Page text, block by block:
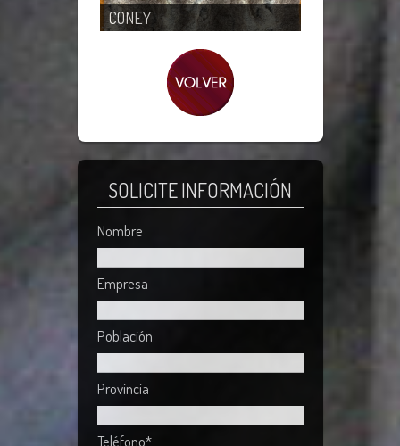
CONEY
SOLICITE INFORMACIÓN
Nombre
Empresa
Población
Provincia
Teléfono*